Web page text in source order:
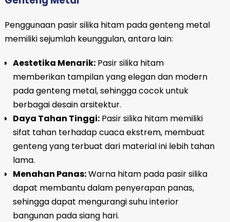
Penggunaan pasir silika hitam pada genteng metal
memiliki sejumlah keunggulan, antara lain:
Aestetika Menarik:Pasir silika hitam
memberikan tampilan yang elegan dan modern
pada genteng metal, sehingga cocok untuk
berbagai desain arsitektur.
Daya Tahan Tinggi:Pasir silika hitam memiliki
sifat tahan terhadap cuaca ekstrem, membuat
genteng yang terbuat dari material ini lebih tahan
lama.
Menahan Panas:Warna hitam pada pasir silika
dapat membantu dalam penyerapan panas,
sehingga dapat mengurangi suhu interior
bangunan pada siang hari.